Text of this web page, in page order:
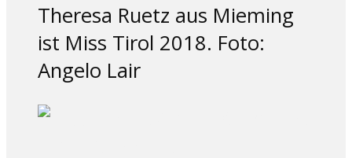
Theresa Ruetz aus Mieming
ist Miss Tirol 2018. Foto:
Angelo Lair